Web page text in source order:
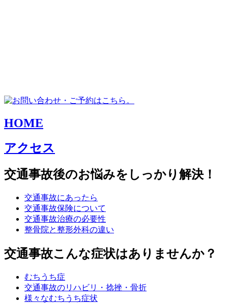
HOME
アクセス
交通事故後のお悩みをしっかり解決！
交通事故にあったら
交通事故保険について
交通事故治療の必要性
整骨院と整形外科の違い
交通事故こんな症状はありませんか？
むちうち症
交通事故のリハビリ・捻挫・骨折
様々なむちうち症状